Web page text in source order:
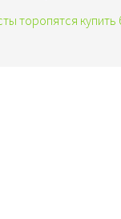
торопятся купить